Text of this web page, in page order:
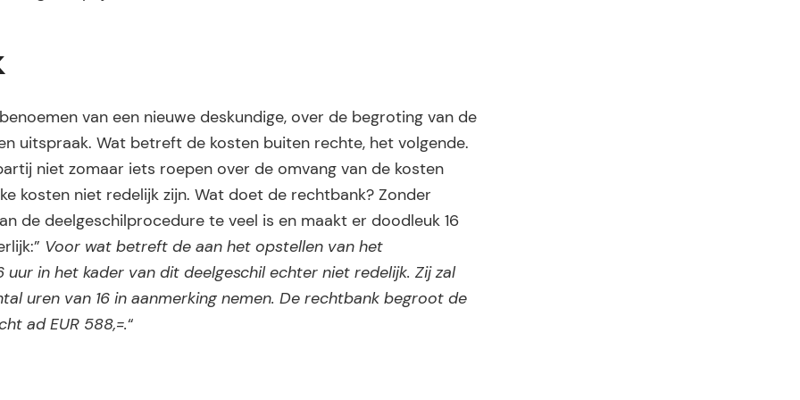
van een nieuwe deskundige, over de begroting van de
uitspraak. Wat betreft de kosten buiten rechte, het volgende.
niet zomaar iets roepen over de omvang van de kosten
kosten niet redelijk zijn. Wat doet de rechtbank? Zonder
de deelgeschilprocedure te veel is en maakt er doodleuk 16
Voor wat betreft de aan het opstellen van het
in het kader van dit deelgeschil echter niet redelijk. Zij zal
uren van 16 in aanmerking nemen. De rechtbank begroot de
ad EUR 588,=.“